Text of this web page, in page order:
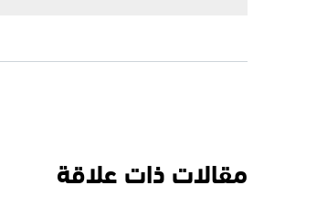
مقالات ذات علاقة